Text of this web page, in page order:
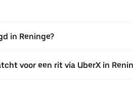
in Reninge?
voor een rit via UberX in